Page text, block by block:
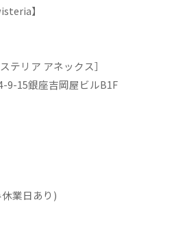
】
テリア アネックス］
9-15銀座吉岡屋ビルB1F
業日あり)